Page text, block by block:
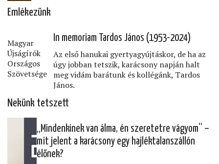
Emlékezünk
Magyar
Újságírók
Országos
Szövetsége
In memoriam Tardos János (1953-2024)
Az első hanukai gyertyagyújtáskor, de ha az
úgy jobban tetszik, karácsony napján halt
meg vidám barátunk és kollégánk, Tardos
János.
Nekünk tetszett
„Mindenkinek van álma, én szeretetre vágyom“ –
mit jelent a karácsony egy hajléktalanszállón
élőnek?